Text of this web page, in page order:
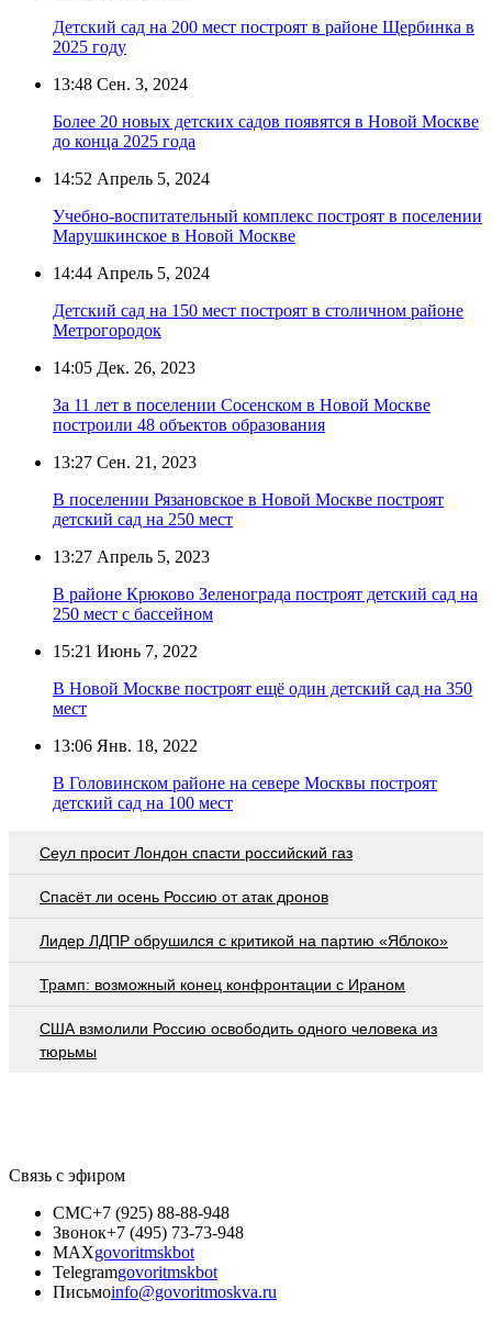
Детский сад на 200 мест построят в районе Щербинка в
2025 году
13:48 Сен. 3, 2024
Более 20 новых детских садов появятся в Новой Москве
до конца 2025 года
14:52 Апрель 5, 2024
Учебно-воспитательный комплекс построят в поселении
Марушкинское в Новой Москве
14:44 Апрель 5, 2024
Детский сад на 150 мест построят в столичном районе
Метрогородок
14:05 Дек. 26, 2023
За 11 лет в поселении Сосенском в Новой Москве
построили 48 объектов образования
13:27 Сен. 21, 2023
В поселении Рязановское в Новой Москве построят
детский сад на 250 мест
13:27 Апрель 5, 2023
В районе Крюково Зеленограда построят детский сад на
250 мест с бассейном
15:21 Июнь 7, 2022
В Новой Москве построят ещё один детский сад на 350
мест
13:06 Янв. 18, 2022
В Головинском районе на севере Москвы построят
детский сад на 100 мест
Сеул просит Лондон спасти российский газ
Спасёт ли осень Россию от атак дронов
Лидер ЛДПР обрушился с критикой на партию «Яблоко»
Трамп: возможный конец конфронтации с Ираном
США взмолили Россию освободить одного человека из
тюрьмы
Связь с эфиром
СМС+7 (925) 88-88-948
Звонок+7 (495) 73-73-948
MAXgovoritmskbot
Telegramgovoritmskbot
Письмоinfo@govoritmoskva.ru